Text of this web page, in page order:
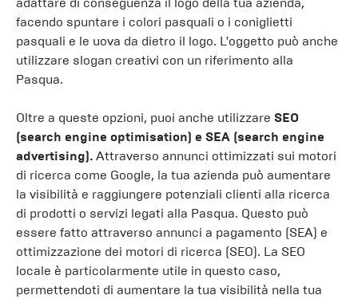
facendo spuntare i colori pasquali o i coniglietti
pasquali e le uova da dietro il logo. L'oggetto può anche
utilizzare slogan creativi con un riferimento alla
Pasqua.
Oltre a queste opzioni, puoi anche utilizzare SEO
(search engine optimisation) e SEA (search engine
advertising). Attraverso annunci ottimizzati sui motori
di ricerca come Google, la tua azienda può aumentare
la visibilità e raggiungere potenziali clienti alla ricerca
di prodotti o servizi legati alla Pasqua. Questo può
essere fatto attraverso annunci a pagamento (SEA) e
ottimizzazione dei motori di ricerca (SEO). La SEO
locale è particolarmente utile in questo caso,
permettendoti di aumentare la tua visibilità nella tua